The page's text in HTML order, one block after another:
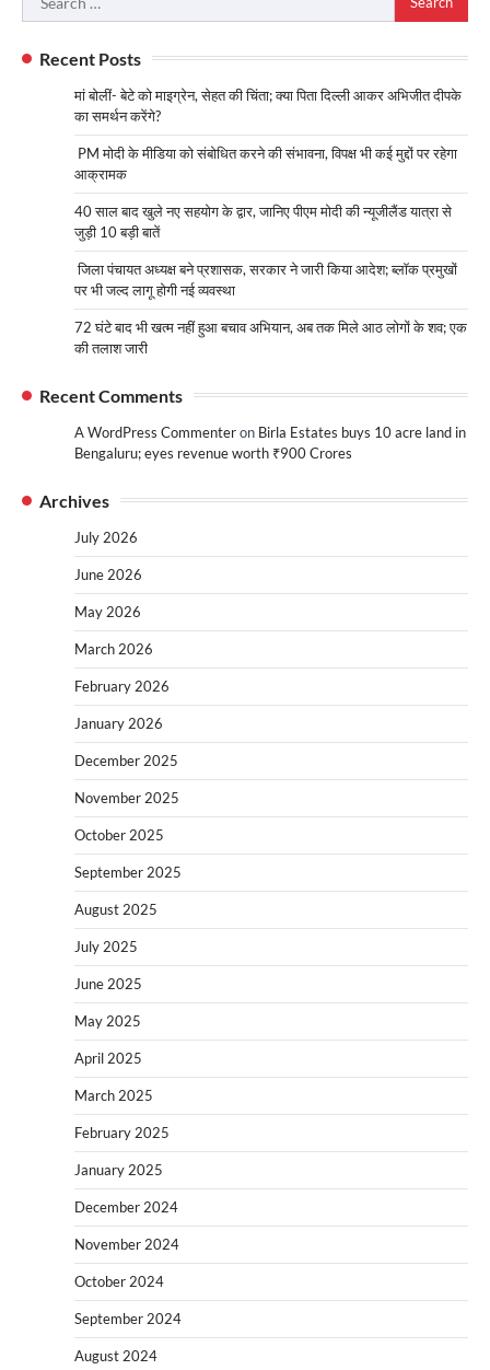
for:
Recent Posts
मां बोलीं- बेटे को माइग्रेन, सेहत की चिंता; क्या पिता दिल्ली आकर अभिजीत दीपके
का समर्थन करेंगे?
PM मोदी के मीडिया को संबोधित करने की संभावना, विपक्ष भी कई मुद्दों पर रहेगा
आक्रामक
40 साल बाद खुले नए सहयोग के द्वार, जानिए पीएम मोदी की न्यूजीलैंड यात्रा से
जुड़ी 10 बड़ी बातें
जिला पंचायत अध्यक्ष बने प्रशासक, सरकार ने जारी किया आदेश; ब्लॉक प्रमुखों
पर भी जल्द लागू होगी नई व्यवस्था
72 घंटे बाद भी खत्म नहीं हुआ बचाव अभियान, अब तक मिले आठ लोगों के शव; एक
की तलाश जारी
Recent Comments
A WordPress Commenteron Birla Estates buys 10 acre land in
Bengaluru; eyes revenue worth ₹900 Crores
Archives
July 2026
June 2026
May 2026
March 2026
February 2026
January 2026
December 2025
November 2025
October 2025
September 2025
August 2025
July 2025
June 2025
May 2025
April 2025
March 2025
February 2025
January 2025
December 2024
November 2024
October 2024
September 2024
August 2024